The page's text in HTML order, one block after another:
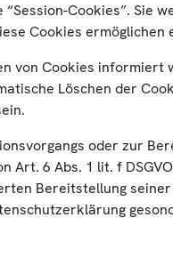
Cookies”. Sie
Cookies
von Cookies
Löschen der
oder zur
6 Abs. 1 lit. f
Bereitstellung